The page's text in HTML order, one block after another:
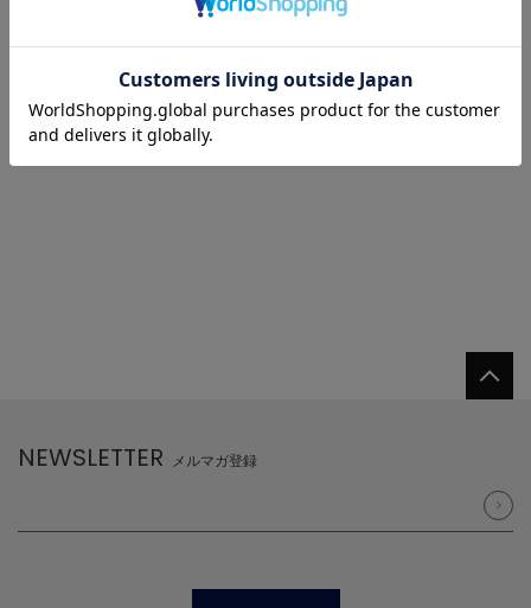
1/1 ページ全2件
1
NEWSLETTER メルマガ登録